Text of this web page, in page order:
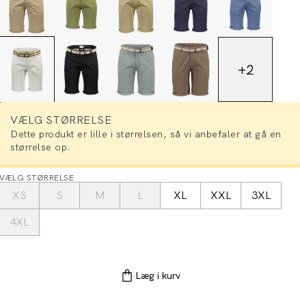
+2
VÆLG STØRRELSE
Dette produkt er lille i størrelsen, så vi anbefaler at gå en
størrelse op.
VÆLG STØRRELSE
XS S M L XL XXL
3XL
4XL
Læg i kurv